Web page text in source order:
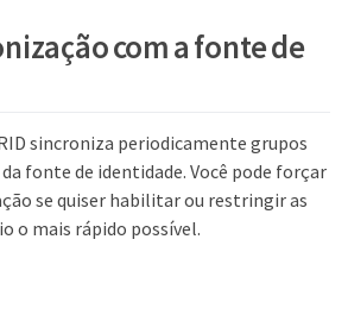
com a fonte de
sincroniza periodicamente grupos
fonte de identidade. Você pode forçar
se quiser habilitar ou restringir as
o mais rápido possível.